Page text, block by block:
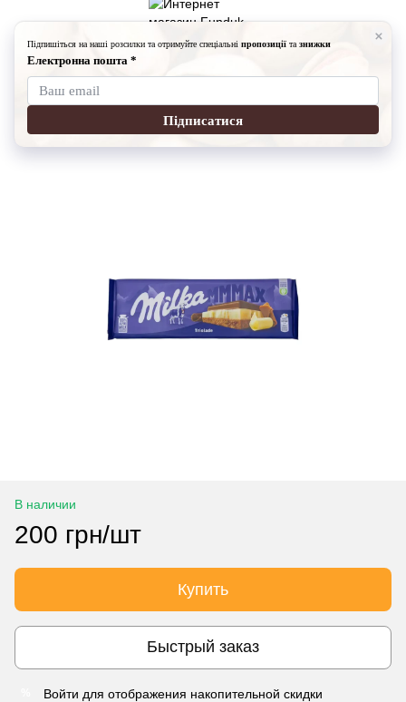
Сладость Шоколад
Милка Triolade, 300 г
Оставить отзыв
В наличии
200 грн/шт
Купить
Быстрый заказ
Войти для отображения накопительной скидки